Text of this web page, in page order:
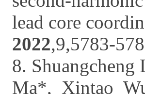
lead core
2022,9,5783-
8.
Ma*, Xintao